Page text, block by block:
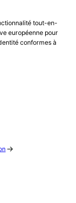
tout-en-
européenne pour
conformes à